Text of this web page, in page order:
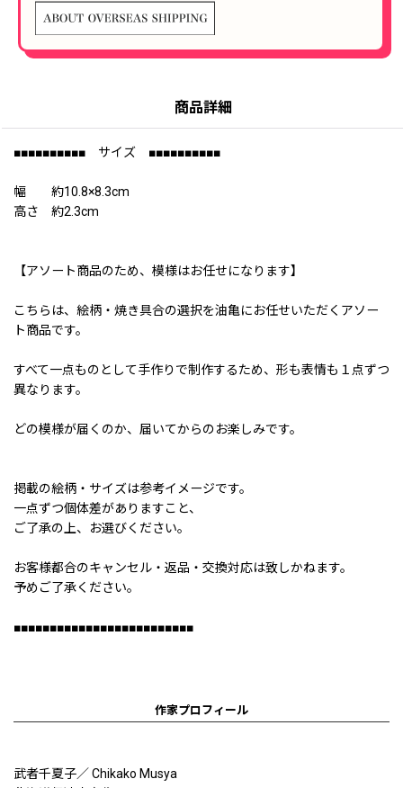
商品詳細
■■■■■■■■■■ サイズ ■■■■■■■■■■
幅 約10.8×8.3cm
高さ 約2.3cm
【アソート商品のため、模様はお任せになります】
こちらは、絵柄・焼き具合の選択を油亀にお任せいただくアソー
ト商品です。
すべて一点ものとして手作りで制作するため、形も表情も１点ずつ
異なります。
どの模様が届くのか、届いてからのお楽しみです。
掲載の絵柄・サイズは参考イメージです。
一点ずつ個体差がありますこと、
ご了承の上、お選びください。
お客様都合のキャンセル・返品・交換対応は致しかねます。
予めご了承ください。
■■■■■■■■■■■■■■■■■■■■■■■■■
作家プロフィール
武者千夏子／ Chikako Musya